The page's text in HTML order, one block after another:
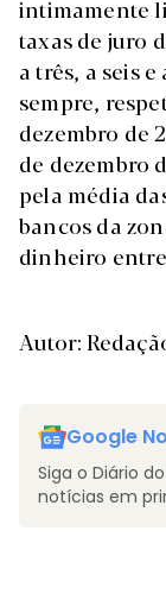
intimamente
taxas de juro
a três, a seis
sempre,
dezembro de
de dezembro
pela média
bancos da
dinheiro
Autor:
Google
Siga o Diário
notícias em